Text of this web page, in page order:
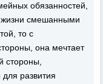
обязанностей,
смешанными
то с
она мечтает
стороны,
развития